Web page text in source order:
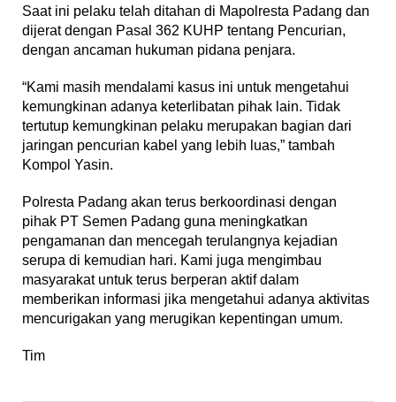
Saat ini pelaku telah ditahan di Mapolresta Padang dan
dijerat dengan Pasal 362 KUHP tentang Pencurian,
dengan ancaman hukuman pidana penjara.
“Kami masih mendalami kasus ini untuk mengetahui
kemungkinan adanya keterlibatan pihak lain. Tidak
tertutup kemungkinan pelaku merupakan bagian dari
jaringan pencurian kabel yang lebih luas,” tambah
Kompol Yasin.
Polresta Padang akan terus berkoordinasi dengan
pihak PT Semen Padang guna meningkatkan
pengamanan dan mencegah terulangnya kejadian
serupa di kemudian hari. Kami juga mengimbau
masyarakat untuk terus berperan aktif dalam
memberikan informasi jika mengetahui adanya aktivitas
mencurigakan yang merugikan kepentingan umum.
Tim